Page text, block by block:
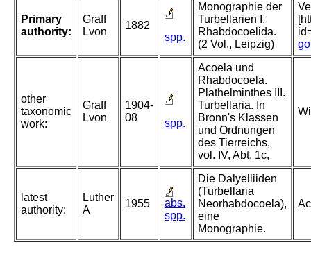
Primary
authority:
Graff
Lvon
1882
spp.
Monographie der
Turbellarien I.
Rhabdocoelida.
(2 Vol., Leipzig)
other
taxonomic
work:
Graff
Lvon
1904-
08
spp.
Acoela und
Rhabdocoela.
Plathelminthes III.
Turbellaria. In
Bronn's Klassen
und Ordnungen
des Tierreichs,
vol. IV, Abt. 1c,
latest
authority:
Luther
A
1955
abs.
spp.
Die Dalyelliiden
(Turbellaria
Neorhabdocoela),
eine
Monographie.